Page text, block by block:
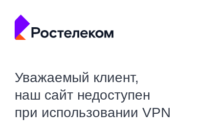
Уважаемый клиент,
наш сайт недоступен
при использовании VPN